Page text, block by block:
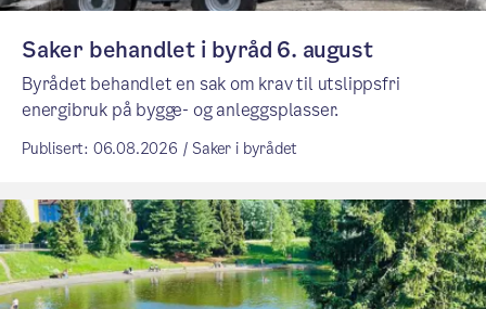
Saker behandlet i byråd 6. august
Byrådet behandlet en sak om krav til utslippsfri
energibruk på bygge- og anleggsplasser.
Publisert: 06.08.2026 / Saker i byrådet